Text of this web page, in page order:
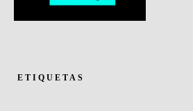
ETIQUETAS